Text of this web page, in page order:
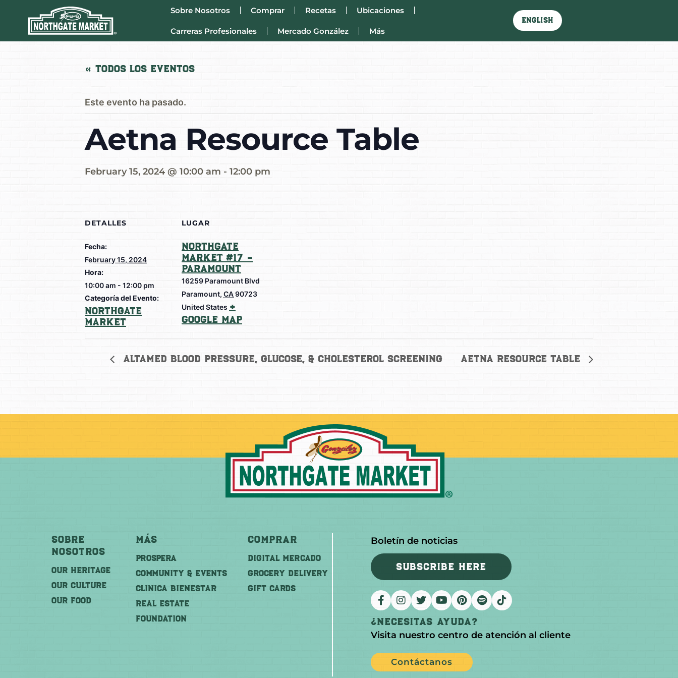
Sobre Nosotros Comprar Recetas Ubicaciones
Carreras Profesionales Mercado González Más
English
« Todos los Eventos
Este evento ha pasado.
Aetna Resource Table
February 15, 2024 @ 10:00 am - 12:00 pm
DETALLES
Fecha:
February 15, 2024
Hora:
10:00 am - 12:00 pm
Categoría del Evento:
Northgate
Market
LUGAR
Northgate
Market #17 –
Paramount
16259 Paramount Blvd
Paramount, CA90723
United States +
Google Map
AltaMed Blood Pressure, Glucose, & Cholesterol Screening Aetna Resource Table
Sobre
Nosotros
OUR HERITAGE
OUR CULTURE
OUR FOOD
Más
PROSPERA
COMMUNITY & EVENTS
CLINICA BIENESTAR
REAL ESTATE
FOUNDATION
Comprar
DIGITAL MERCADO
Grocery Delivery
GIFT CARDS
Boletín de noticias
SUBSCRIBE HERE
¿Necesitas Ayuda?
Visita nuestro centro de atención al cliente
Contáctanos